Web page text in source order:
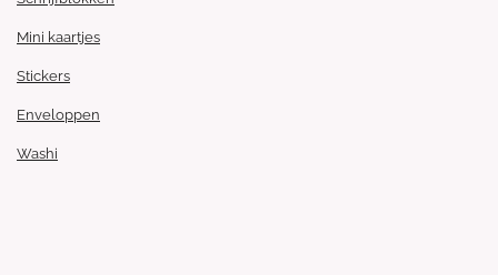
Mini kaartjes
Stickers
Enveloppen
Washi